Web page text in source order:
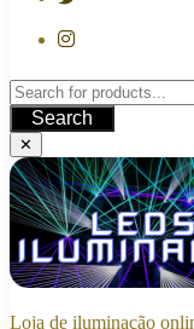
Search
✕
Loja de iluminação